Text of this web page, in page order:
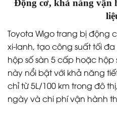
Động cơ, khả năng vận
Toyota Wigo trang bị động
xi-lanh, tạo công suất tối
hộp số sàn 5 cấp hoặc hộp
này nổi bật với khả năng
chỉ từ 5L/100 km trong đô
ngày và chi phí vận hành